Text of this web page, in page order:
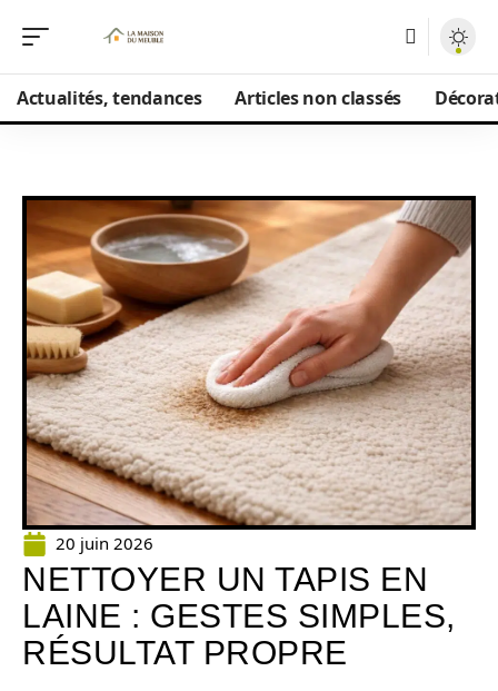
Actualités, tendances Articles non classés
20 juin 2026
NETTOYER UN TAPIS EN
LAINE : GESTES SIMPLES,
RÉSULTAT PROPRE